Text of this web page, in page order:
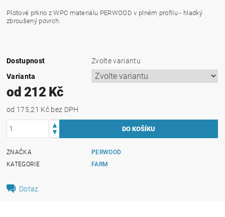
Plotové prkno z WPC materiálu PERWOOD v plném profilu - hladký
zbroušený povrch.
Dostupnost
Zvolte variantu
Varianta
od 212 Kč
od 175,21 Kč bez DPH
ZNAČKA
PERWOOD
KATEGORIE
FARM
Dotaz